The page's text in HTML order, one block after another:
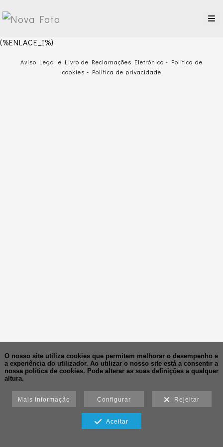
(%ENLACE_I%)
Aviso Legal e Livro de Reclamações Eletrónico - Política de
cookies - Política de privacidade
O nosso site utiliza cookies que permitem melhorar o desempenho e
a experiência do utilizador. Ao utilizar o nosso site está a consentir a
nossa política de cookies. Pode alterar as suas definições a qualquer
altura.
Mais informação Configurar Rejeitar
Aceitar